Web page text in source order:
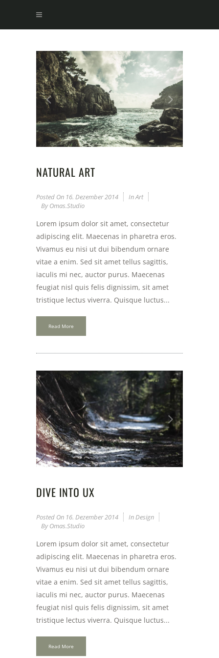
NATURAL ART
Posted On 16. Dezember 2014 InArt
ByOmas.studio
Lorem ipsum dolor sit amet, consectetur
adipiscing elit. Maecenas in pharetra eros.
Vivamus eu nisi ut dui bibendum ornare
vitae a enim. Sed sit amet tellus sagittis,
iaculis mi nec, auctor purus. Maecenas
feugiat nisl quis felis dignissim, sit amet
tristique lectus viverra. Quisque luctus...
Read More
DIVE INTO UX
Posted On 16. Dezember 2014 In Design
ByOmas.studio
Lorem ipsum dolor sit amet, consectetur
adipiscing elit. Maecenas in pharetra eros.
Vivamus eu nisi ut dui bibendum ornare
vitae a enim. Sed sit amet tellus sagittis,
iaculis mi nec, auctor purus. Maecenas
feugiat nisl quis felis dignissim, sit amet
tristique lectus viverra. Quisque luctus...
Read More